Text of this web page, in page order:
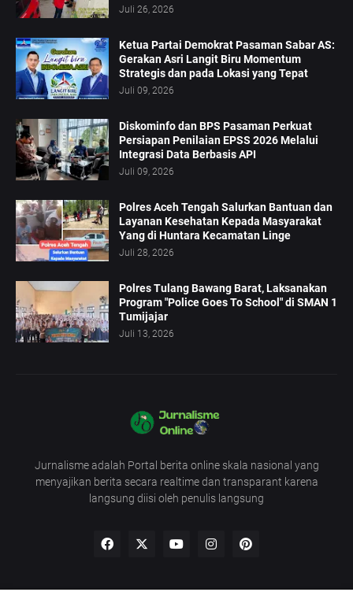
Juli 26, 2026
Ketua Partai Demokrat Pasaman Sabar AS:
Gerakan Asri Langit Biru Momentum
Strategis dan pada Lokasi yang Tepat
Juli 09, 2026
Diskominfo dan BPS Pasaman Perkuat
Persiapan Penilaian EPSS 2026 Melalui
Integrasi Data Berbasis API
Juli 09, 2026
Polres Aceh Tengah Salurkan Bantuan dan
Layanan Kesehatan Kepada Masyarakat
Yang di Huntara Kecamatan Linge
Juli 28, 2026
Polres Tulang Bawang Barat, Laksanakan
Program "Police Goes To School" di SMAN 1
Tumijajar
Juli 13, 2026
Jurnalisme adalah Portal berita online skala nasional yang
menyajikan berita secara realtime dan transparant karena
langsung diisi oleh penulis langsung